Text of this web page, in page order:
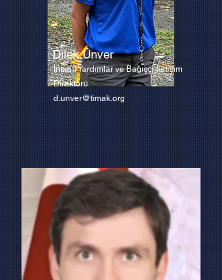
Dilek Ünver
İnsani Yardımlar ve Bağışçı İletişim
Direktörü
d.unver@timak.org